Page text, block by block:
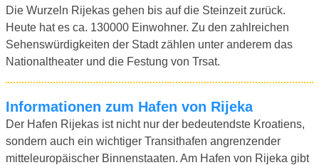
Die Wurzeln Rijekas gehen bis auf die Steinzeit zurück.
Heute hat es ca. 130000 Einwohner. Zu den zahlreichen
Sehenswürdigkeiten der Stadt zählen unter anderem das
Nationaltheater und die Festung von Trsat.
Informationen zum Hafen von Rijeka
Der Hafen Rijekas ist nicht nur der bedeutendste Kroatiens,
sondern auch ein wichtiger Transithafen angrenzender
mitteleuropäischer Binnenstaaten. Am Hafen von Rijeka gibt